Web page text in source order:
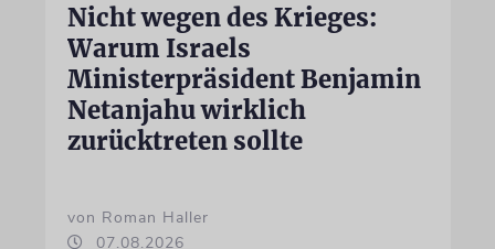
Nicht wegen des Krieges:
Warum Israels
Ministerpräsident Benjamin
Netanjahu wirklich
zurücktreten sollte
von Roman Haller
07.08.2026